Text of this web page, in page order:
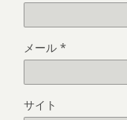
メール *
サイト